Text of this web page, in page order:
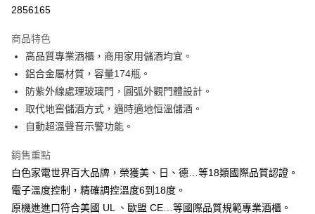
街口支付
悠遊付
AFTEE先享後付
相關說明
AFTEE先享後付是「在收到商品之後才付款」的支付方式。 讓您購物簡單
便利好安心！
１．簡單：不需註冊會員、不需綁卡、不需儲值。
２．便利：只要手機號碼，簡訊認證，即可結帳。
３．安心：先確認商品／服務後，再付款。
運送方式
宅配(請注意配件不含在免運內)
免運費
2856165
商品特色
高品質專業酒櫃，商用家用儲酒均宜。
鋁合金屬材質，容量174瓶。
防紫外線處理玻璃門，圓弧外觀門體設計。
取代地窖儲酒方式，適時適地恒溫儲酒。
自動超溫聲音示警功能。
銷售重點
白色家電世界百大品牌，榮獲美、日、德…等18類國際品質認證。
電子溫度控制，精確調控溫度6到18度。
原機進進口符合美國 UL 、歐盟 CE…等國際品質規範專業酒櫃。